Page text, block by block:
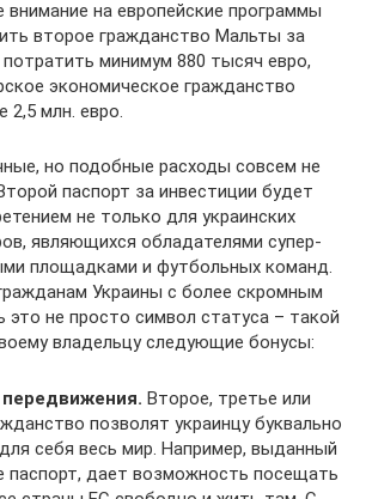
внимание на европейские программы
второе гражданство Мальты за
потратить минимум 880 тысяч евро,
экономическое гражданство
2,5 млн. евро.
но подобные расходы совсем не
паспорт за инвестиции будет
не только для украинских
являющихся обладателями супер-
площадками и футбольных команд.
Украины с более скромным
это не просто символ статуса – такой
владельцу следующие бонусы:
Второе, третье или
позволят украинцу буквально
себя весь мир. Например, выданный
паспорт, дает возможность посещать